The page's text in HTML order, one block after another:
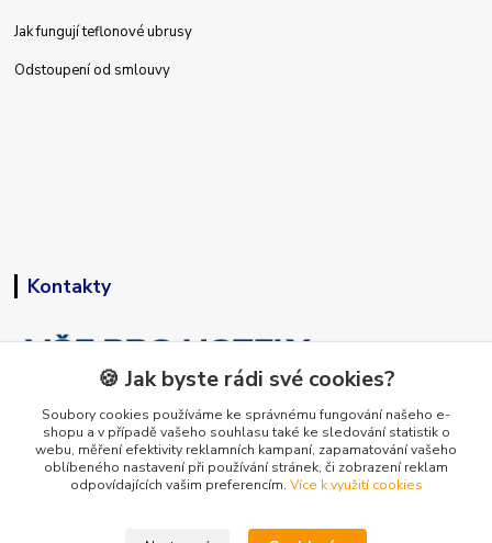
Jak fungují teflonové ubrusy
Odstoupení od smlouvy
Kontakty
+420 773 794 023
Pondělí-pátek 9-15 hodin
🍪 Jak byste rádi své cookies?
Soubory cookies používáme ke správnému fungování našeho e-
shopu a v případě vašeho souhlasu také ke sledování statistik o
webu, měření efektivity reklamních kampaní, zapamatování vašeho
oblíbeného nastavení při používání stránek, či zobrazení reklam
odpovídajících vašim preferencím. Více k využití cookies